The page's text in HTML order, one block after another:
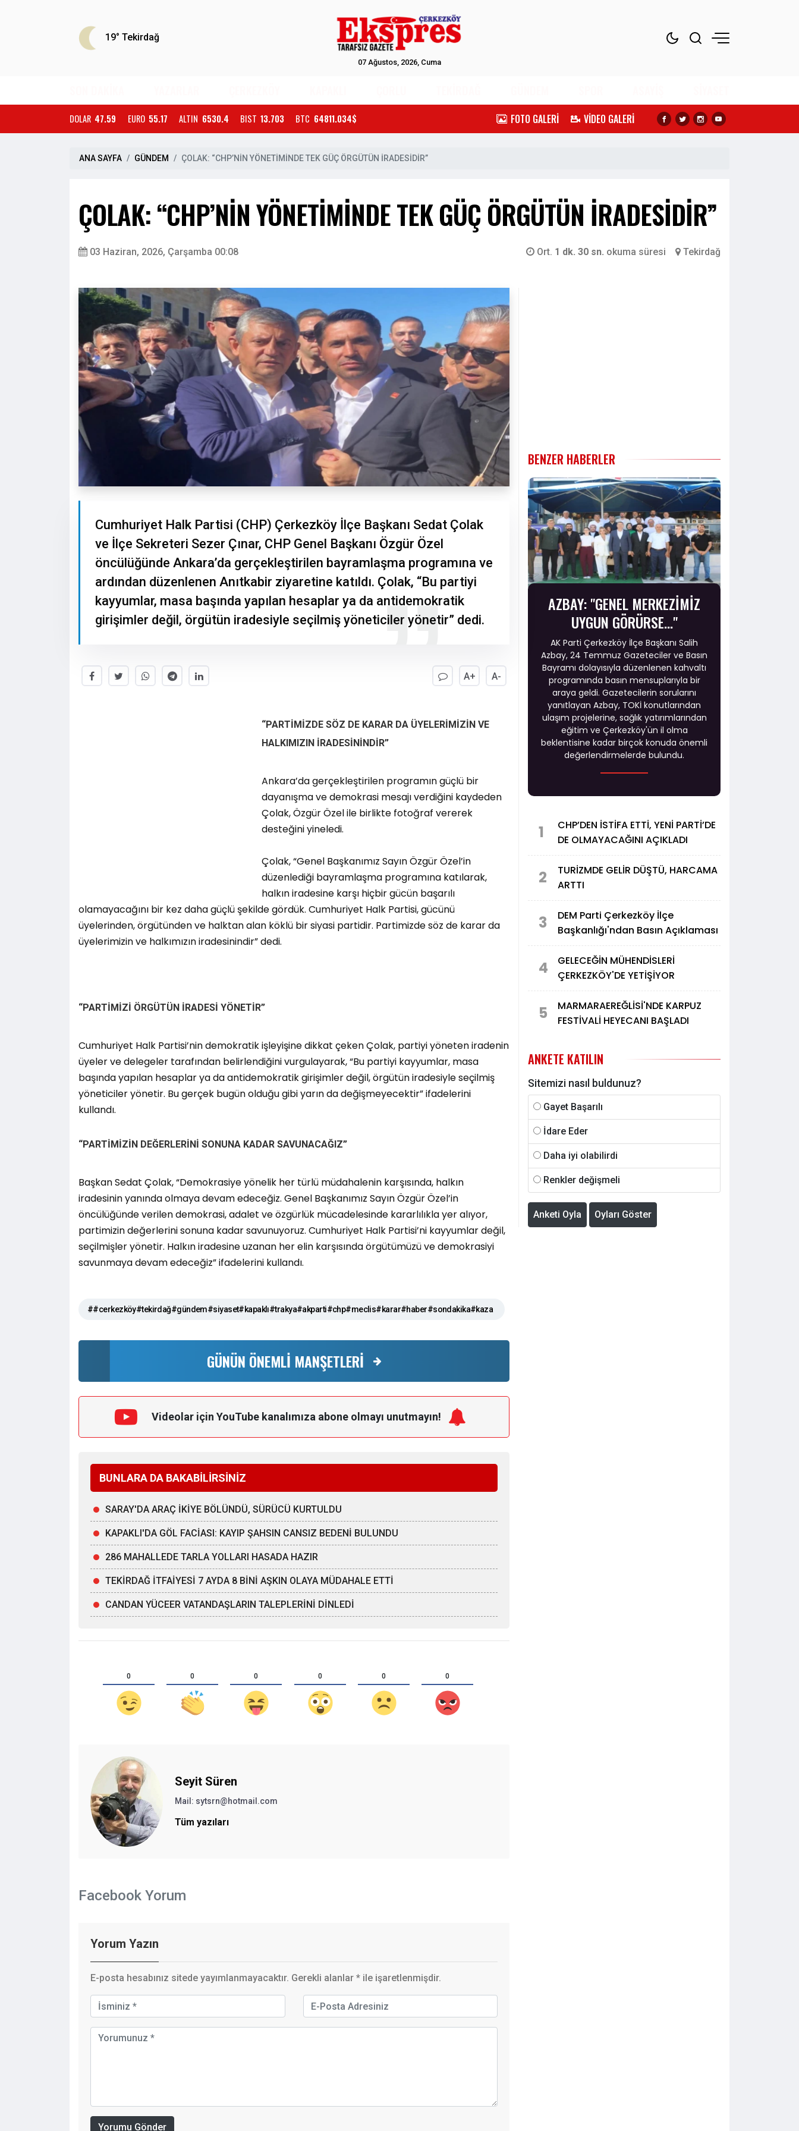
19° Tekirdağ
07 Ağustos, 2026, Cuma
DOLAR 47.59 EURO 55.17 ALTIN 6530.4 BIST 13.703 BTC 64811.034$ FOTO GALERİ VİDEO GALERİ
ANA SAYFA GÜNDEM ÇOLAK: “CHP’NİN YÖNETİMİNDE TEK GÜÇ ÖRGÜTÜN İRADESİDİR”
ÇOLAK: “CHP’NİN YÖNETİMİNDE TEK GÜÇ ÖRGÜTÜN İRADESİDİR”
03 Haziran, 2026, Çarşamba 00:08 Ort. 1 dk. 30 sn. okuma süresi Tekirdağ
Cumhuriyet Halk Partisi (CHP) Çerkezköy İlçe Başkanı Sedat Çolak
ve İlçe Sekreteri Sezer Çınar, CHP Genel Başkanı Özgür Özel
öncülüğünde Ankara’da gerçekleştirilen bayramlaşma programına ve
ardından düzenlenen Anıtkabir ziyaretine katıldı. Çolak, “Bu partiyi
kayyumlar, masa başında yapılan hesaplar ya da antidemokratik
girişimler değil, örgütün iradesiyle seçilmiş yöneticiler yönetir” dedi.
A+ A-
“PARTİMİZDE SÖZ DE KARAR DA ÜYELERİMİZİN VE
HALKIMIZIN İRADESİNİNDİR”
Ankara’da gerçekleştirilen programın güçlü bir
dayanışma ve demokrasi mesajı verdiğini kaydeden
Çolak, Özgür Özel ile birlikte fotoğraf vererek
desteğini yineledi.
Çolak, “Genel Başkanımız Sayın Özgür Özel’in
düzenlediği bayramlaşma programına katılarak,
halkın iradesine karşı hiçbir gücün başarılı
olamayacağını bir kez daha güçlü şekilde gördük. Cumhuriyet Halk Partisi, gücünü
üyelerinden, örgütünden ve halktan alan köklü bir siyasi partidir. Partimizde söz de karar da
üyelerimizin ve halkımızın iradesinindir” dedi.
“PARTİMİZİ ÖRGÜTÜN İRADESİ YÖNETİR”
Cumhuriyet Halk Partisi’nin demokratik işleyişine dikkat çeken Çolak, partiyi yöneten iradenin
üyeler ve delegeler tarafından belirlendiğini vurgulayarak, “Bu partiyi kayyumlar, masa
başında yapılan hesaplar ya da antidemokratik girişimler değil, örgütün iradesiyle seçilmiş
yöneticiler yönetir. Bu gerçek bugün olduğu gibi yarın da değişmeyecektir” ifadelerini
kullandı.
“PARTİMİZİN DEĞERLERİNİ SONUNA KADAR SAVUNACAĞIZ”
Başkan Sedat Çolak, “Demokrasiye yönelik her türlü müdahalenin karşısında, halkın
iradesinin yanında olmaya devam edeceğiz. Genel Başkanımız Sayın Özgür Özel’in
öncülüğünde verilen demokrasi, adalet ve özgürlük mücadelesinde kararlılıkla yer alıyor,
partimizin değerlerini sonuna kadar savunuyoruz. Cumhuriyet Halk Partisi’ni kayyumlar değil,
seçilmişler yönetir. Halkın iradesine uzanan her elin karşısında örgütümüzü ve demokrasiyi
savunmaya devam edeceğiz” ifadelerini kullandı.
##cerkezköy#tekirdağ#gündem#siyaset#kapaklı#trakya#akparti#chp#meclis#karar#haber#sondakika#kaza
GÜNÜN ÖNEMLİ MANŞETLERİ
Videolar için YouTube kanalımıza abone olmayı unutmayın!
BUNLARA DA BAKABİLİRSİNİZ
SARAY'DA ARAÇ İKİYE BÖLÜNDÜ, SÜRÜCÜ KURTULDU
KAPAKLI'DA GÖL FACİASI: KAYIP ŞAHSIN CANSIZ BEDENİ BULUNDU
286 MAHALLEDE TARLA YOLLARI HASADA HAZIR
TEKİRDAĞ İTFAİYESİ 7 AYDA 8 BİNİ AŞKIN OLAYA MÜDAHALE ETTİ
CANDAN YÜCEER VATANDAŞLARIN TALEPLERİNİ DİNLEDİ
0 0 0 0 0 0
Seyit Süren
Mail: sytsrn@hotmail.com
Tüm yazıları
Facebook Yorum
Yorum Yazın
E-posta hesabınız sitede yayımlanmayacaktır. Gerekli alanlar * ile işaretlenmişdir.
Yorumu Gönder
BENZER HABERLER
AZBAY: "GENEL MERKEZİMİZ
UYGUN GÖRÜRSE..."
AK Parti Çerkezköy İlçe Başkanı Salih
Azbay, 24 Temmuz Gazeteciler ve Basın
Bayramı dolayısıyla düzenlenen kahvaltı
programında basın mensuplarıyla bir
araya geldi. Gazetecilerin sorularını
yanıtlayan Azbay, TOKİ konutlarından
ulaşım projelerine, sağlık yatırımlarından
eğitim ve Çerkezköy'ün il olma
beklentisine kadar birçok konuda önemli
değerlendirmelerde bulundu.
1
CHP’DEN İSTİFA ETTİ, YENİ PARTİ’DE
DE OLMAYACAĞINI AÇIKLADI
2
TURİZMDE GELİR DÜŞTÜ, HARCAMA
ARTTI
3
DEM Parti Çerkezköy İlçe
Başkanlığı'ndan Basın Açıklaması
4
GELECEĞİN MÜHENDİSLERİ
ÇERKEZKÖY'DE YETİŞİYOR
5
MARMARAEREĞLİSİ'NDE KARPUZ
FESTİVALİ HEYECANI BAŞLADI
ANKETE KATILIN
Sitemizi nasıl buldunuz?
Gayet Başarılı
İdare Eder
Daha iyi olabilirdi
Renkler değişmeli
Anketi Oyla Oyları Göster